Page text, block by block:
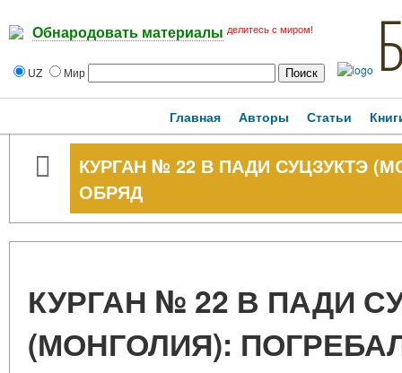
Обнародовать материалы делитесь с миром!
UZ Мир
Главная Авторы Статьи
КУРГАН № 22 В ПАДИ СУЦЗУКТЭ
ОБРЯД
КУРГАН № 22 В ПАДИ
(МОНГОЛИЯ):